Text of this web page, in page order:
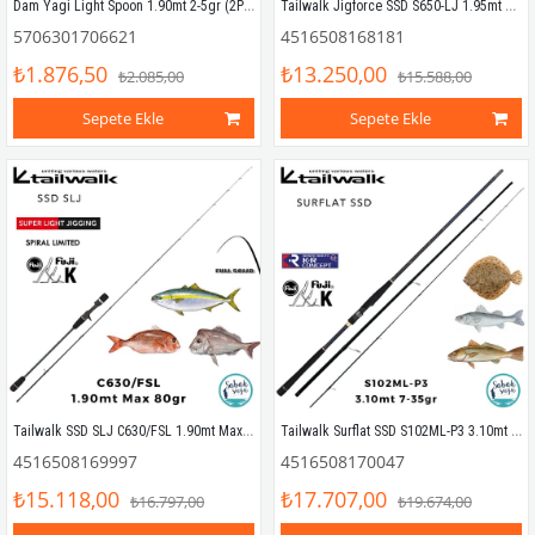
Dam Yagi Light Spoon 1.90mt 2-5gr (2P) LRF Kamış
5706301706621
₺1.876,50 ₺2.085,00
Sepete Ekle
Tailwalk Jigforce SSD S650-LJ 1.95mt Max 80gr (S2P) Light Jigging Kamış
4516508168181
₺13.250,00 ₺15.588,00
Sepete Ekle
Tailwalk SSD SLJ C630/FSL 1.90mt Max.80gr (S2P) Tetikli Light Jiging Kamış
4516508169997
₺15.118,00 ₺16.797,00
Tailwalk Surflat SSD S102ML-P3 3.10mt 7-35gr (3P) Spin Kamış
4516508170047
₺17.707,00 ₺19.674,00